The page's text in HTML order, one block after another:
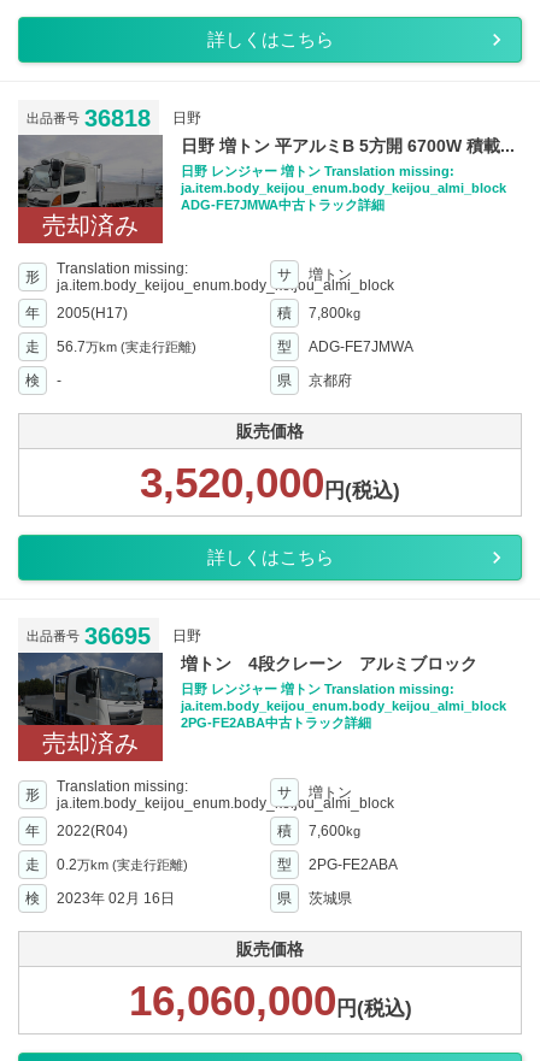
詳しくはこちら
出品番号 36818 日野
売却済み
日野 増トン 平アルミB 5方開 6700W 積載...
日野 レンジャー 増トン Translation missing:
ja.item.body_keijou_enum.body_keijou_almi_block
ADG-FE7JMWA中古トラック詳細
形
Translation missing:
ja.item.body_keijou_enum.body_keijou_almi_block
サ 増トン
年 2005(H17) 積 7,800kg
走 56.7万km (実走行距離) 型
ADG-FE7JMWA
検
- 県 京都府
販売価格
3,520,000 円(税込)
詳しくはこちら
出品番号 36695 日野
売却済み
増トン 4段クレーン アルミブロック
日野 レンジャー 増トン Translation missing:
ja.item.body_keijou_enum.body_keijou_almi_block
2PG-FE2ABA中古トラック詳細
形
Translation missing:
ja.item.body_keijou_enum.body_keijou_almi_block
サ 増トン
年 2022(R04) 積 7,600kg
走 0.2万km (実走行距離) 型
2PG-FE2ABA
検
2023年 02月 16日 県 茨城県
販売価格
16,060,000 円(税込)